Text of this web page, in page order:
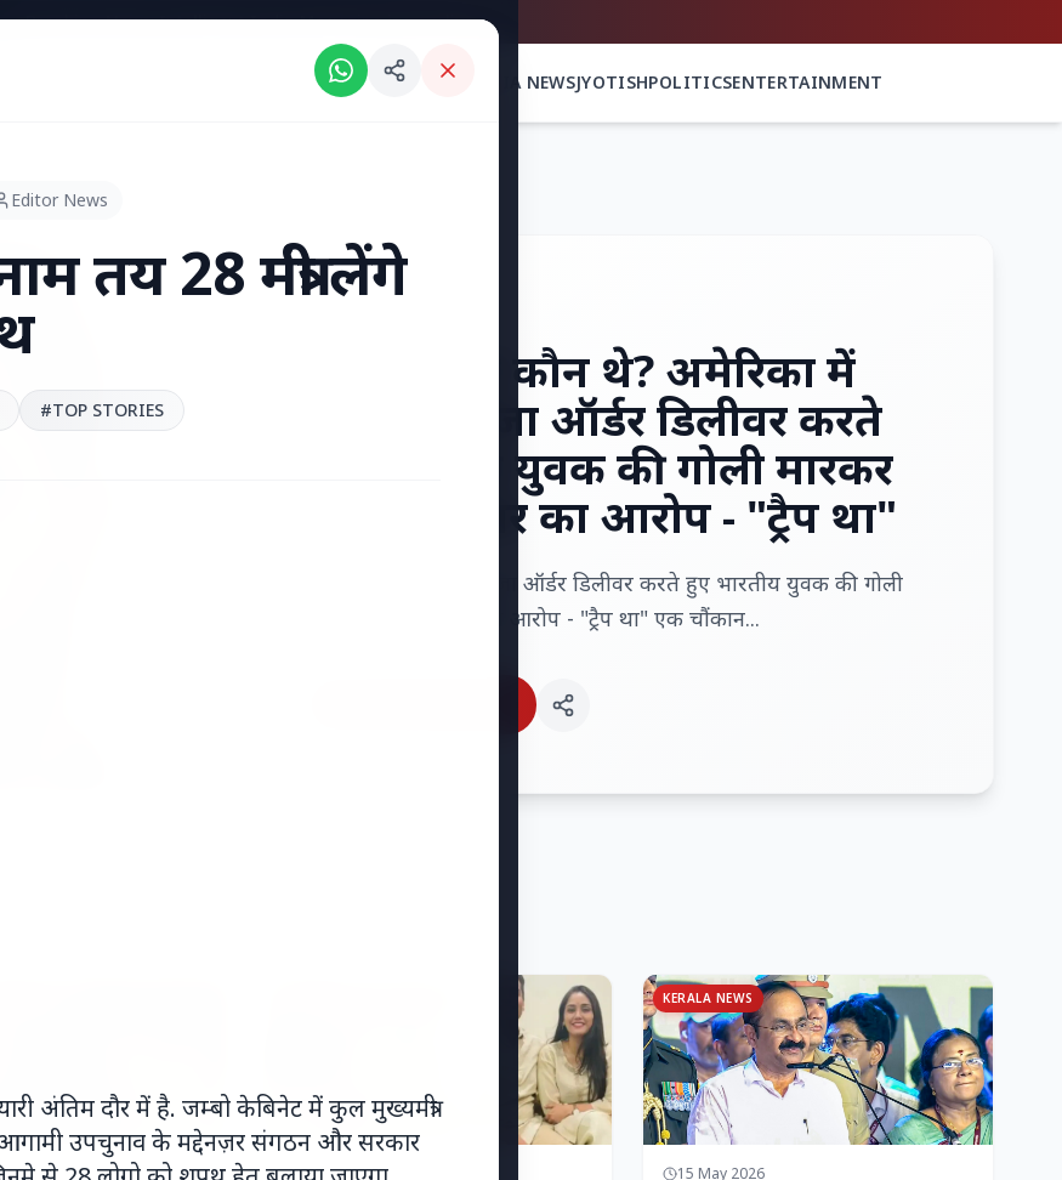
Breaking News: Intelligent India Magazine is now live.
MADHYA PRADESH NEWS INDIA NEWSJYOTISHPOLITICSENTERTAINMENT
अंशुल कुंचा कौन थे? अमेरिका में
'फर्जी' पिज्जा ऑर्डर डिलीवर करते
हुए भारतीय युवक की गोली मारकर
हत्या, परिवार का आरोप - "ट्रैप था"
अमेरिका में 'फर्जी' पिज्जा ऑर्डर डिलीवर करते हुए भारतीय युवक की गोली
मारकर हत्या, परिवार का आरोप - "ट्रैप था" एक चौंकान...
19 May 2026
KERALA NEWS
15 May 2026
Editor News
तय 28 मंत्री लेंगे
#TOP STORIES
अंतिम दौर में है. जम्बो केबिनेट में कुल मुख्यमंत्री
उपचुनाव के मद्देनज़र संगठन और सरकार